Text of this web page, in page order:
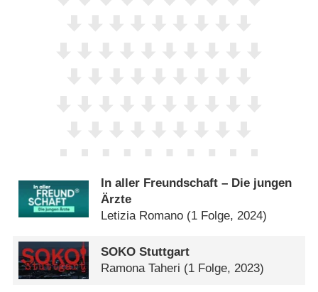
In aller Freundschaft – Die jungen
Ärzte
Letizia Romano (1 Folge, 2024)
SOKO Stuttgart
Ramona Taheri (1 Folge, 2023)